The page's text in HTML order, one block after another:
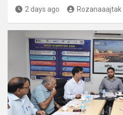
2 days ago Rozanaaajtak